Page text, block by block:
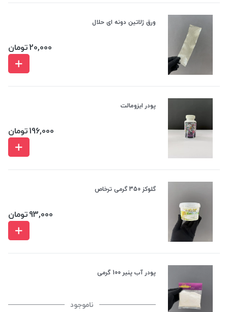
ورق ژلاتین دونه ای حلال
20,000تومان
پودر ایزومالت
196,000تومان
گلوکز 350 گرمی ترخاص
93,000تومان
پودر آب پنیر 100 گرمی
ناموجود